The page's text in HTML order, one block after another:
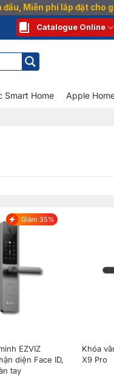
Miễn phí lắp đặt cho
Catalogue Online
Smart Home Apple
Giảm 35%
EZVIZ
diện Face ID,
tay
Khóa
X9 Pro